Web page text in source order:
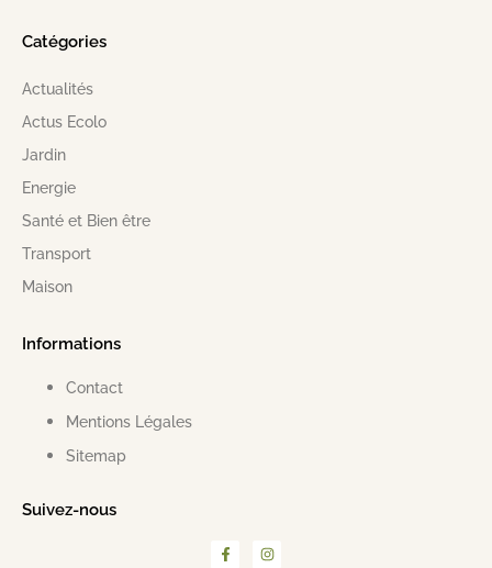
Catégories
Actualités
Actus Ecolo
Jardin
Energie
Santé et Bien être
Transport
Maison
Informations
Contact
Mentions Légales
Sitemap
Suivez-nous